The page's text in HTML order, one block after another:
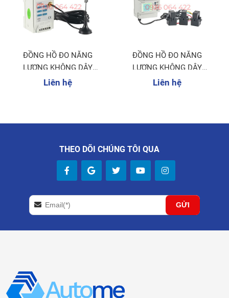
ĐỒNG HỒ ĐO NĂNG
LƯỢNG KHÔNG DÂY
AEW100
Liên hệ
ĐỒNG HỒ ĐO NĂNG
LƯỢNG KHÔNG DÂY
ADW210
Liên hệ
THEO DÕI CHÚNG TÔI QUA